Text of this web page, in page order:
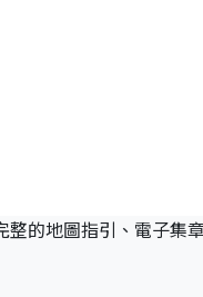
整的地圖指引、電子集